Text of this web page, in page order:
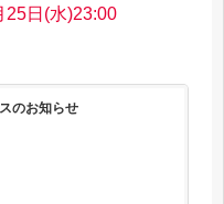
25日(水)23:00
のお知らせ